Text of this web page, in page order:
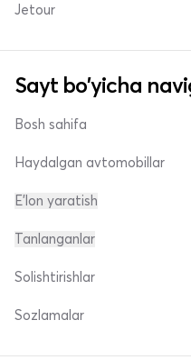
Jetour
Sayt bo'yicha
Bosh sahifa
Haydalgan avtomobillar
E'lon yaratish
Tanlanganlar
Solishtirishlar
Sozlamalar